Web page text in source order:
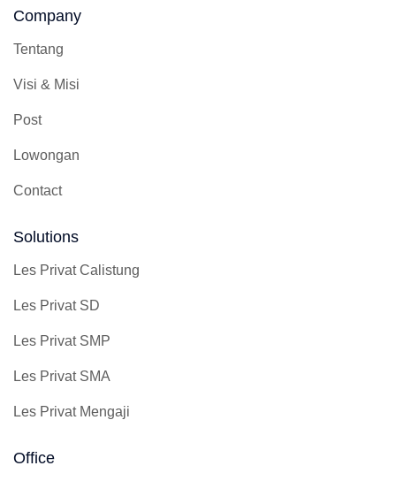
Company
Tentang
Visi & Misi
Post
Lowongan
Contact
Solutions
Les Privat Calistung
Les Privat SD
Les Privat SMP
Les Privat SMA
Les Privat Mengaji
Office